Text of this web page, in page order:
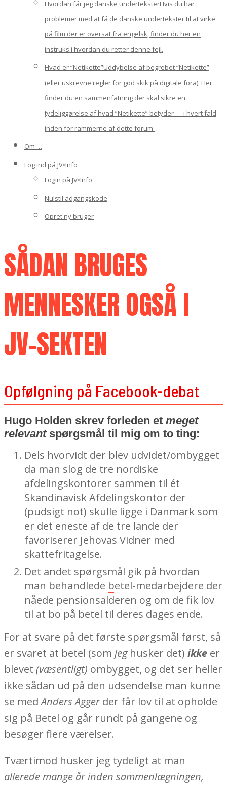
Hvordan får jeg danske underteksterHvis du har
problemer med at få de danske undertekster til at virke
på film der er oversat fra engelsk, finder du her en
instruks i hvordan du retter denne fejl.
Hvad er “Netikette”Uddybelse af begrebet “Netikette”
(eller uskrevne regler for god skik på digitale fora). Her
finder du en sammenfatning der skal sikre en
tydeliggørelse af hvad “Netikette” betyder — i hvert fald
inden for rammerne af dette forum.
Om …
Log ind på JV•Info
Login på JV•Info
Nulstil adgangskode
Opret ny bruger
SÅDAN BRUGES
MENNESKER OGSÅ I
JV-SEKTEN
Opfølgning på Facebook-debat
Hugo Holden skrev forleden et meget
relevantspørgsmål til mig om to ting:
Dels hvorvidt der blev udvidet/ombygget
da man slog de tre nordiske
afdelingskontorer sammen til ét
Skandinavisk Afdelingskontor der
(pudsigt not) skulle ligge i Danmark som
er det eneste af de tre lande der
favoriserer Jehovas Vidner med
skattefritagelse.
Det andet spørgsmål gik på hvordan
man behandlede betel-medarbejdere der
nåede pensionsalderen og om de fik lov
til at bo på betel til deres dages ende.
For at svare på det første spørgsmål først, så
er svaret at betel (som jeghusker det) ikke er
blevet (væsentligt) ombygget, og det ser heller
ikke sådan ud på den udsendelse man kunne
se medAnders Aggerder får lov til at opholde
sig på Betel og går rundt på gangene og
besøger flere værelser.
Tværtimod husker jeg tydeligt at man
allerede mange år inden sammenlægningen,